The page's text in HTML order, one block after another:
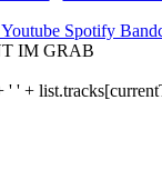
Youtube Spotify
IM GRAB
' ' +